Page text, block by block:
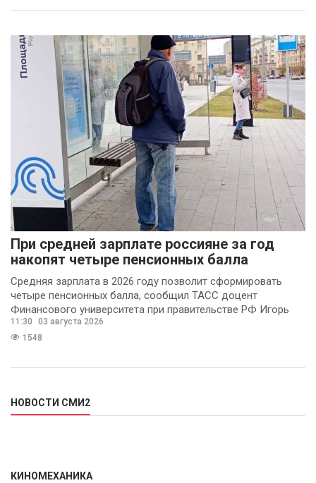
При средней зарплате россияне за год
накопят четыре пенсионных балла
Средняя зарплата в 2026 году позволит сформировать
четыре пенсионных балла, сообщил ТАСС доцент
Финансового университета при правительстве РФ Игорь
Балынин.
11:30
03 августа 2026
1548
НОВОСТИ СМИ2
КИНОМЕХАНИКА